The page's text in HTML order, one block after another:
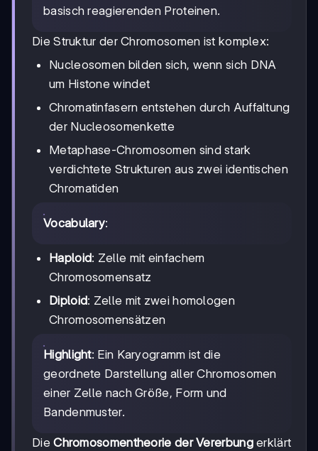
basisch reagierenden Proteinen.
Die Struktur der Chromosomen ist komplex:
Nucleosomen bilden sich, wenn sich DNA
um Histone windet
Chromatinfasern entstehen durch Auffaltung
der Nucleosomenkette
Metaphase-Chromosomen sind stark
verdichtete Strukturen aus zwei identischen
Chromatiden
Vocabulary:
Haploid: Zelle mit einfachem
Chromosomensatz
Diploid: Zelle mit zwei homologen
Chromosomensätzen
Highlight: Ein Karyogramm ist die
geordnete Darstellung aller Chromosomen
einer Zelle nach Größe, Form und
Bandenmuster.
DieChromosomentheorie der Vererbungerklärt